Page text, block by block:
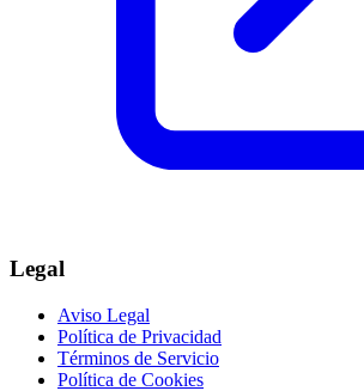
Legal
Aviso Legal
Política de Privacidad
Términos de Servicio
Política de Cookies